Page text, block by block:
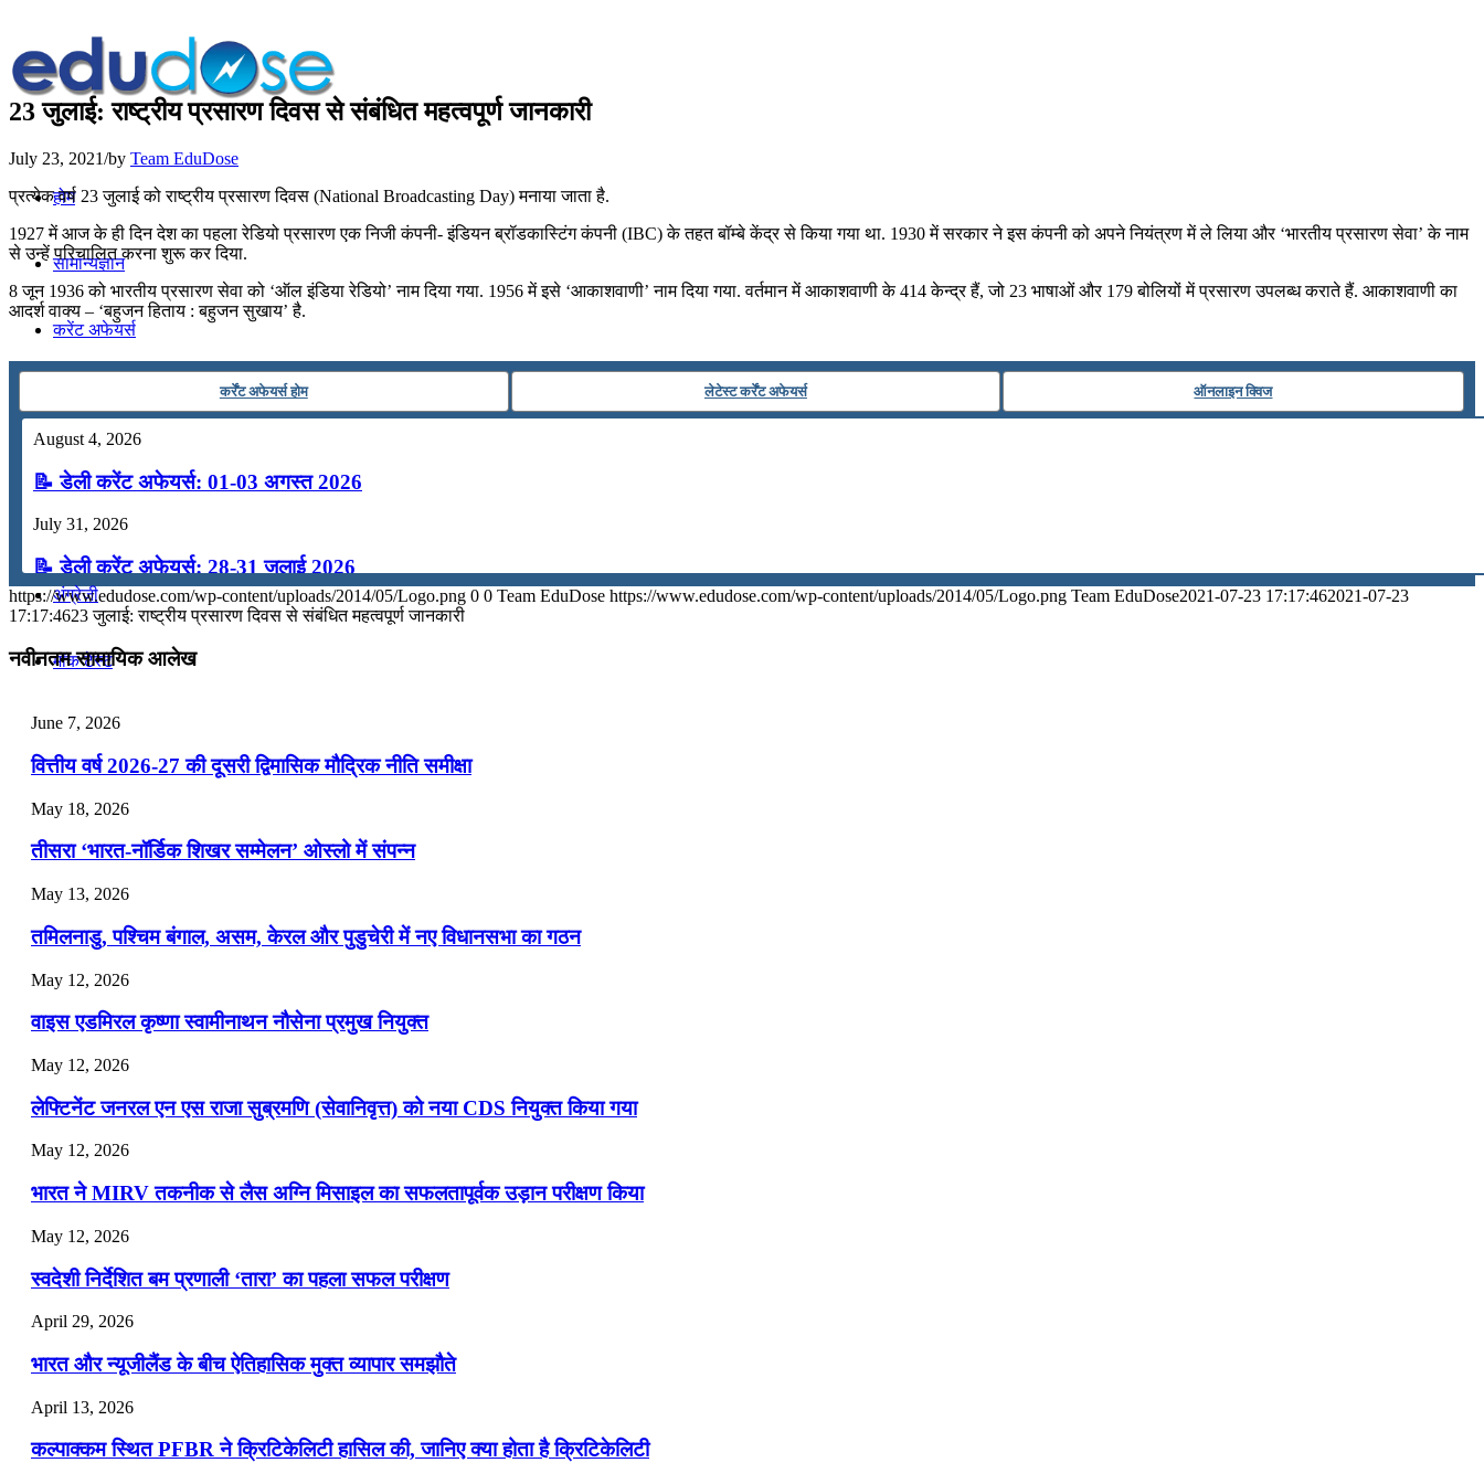
होम
सामान्यज्ञान
करेंट अफेयर्स
कंप्यूटर
अंग्रेजी
मॉक टेस्ट
टुडेज जीके
23 जुलाई: राष्ट्रीय प्रसारण दिवस से संबंधित महत्वपूर्ण जानकारी
July 23, 2021/by Team EduDose
प्रत्येक वर्ष 23 जुलाई को राष्ट्रीय प्रसारण दिवस (National Broadcasting Day) मनाया जाता है.
1927 में आज के ही दिन देश का पहला रेडियो प्रसारण एक निजी कंपनी- इंडियन ब्रॉडकास्टिंग कंपनी (IBC) के तहत बॉम्बे केंद्र से किया गया था. 1930 में सरकार ने इस कंपनी को अपने नियंत्रण में ले लिया और ‘भारतीय प्रसारण सेवा’ के नाम
से उन्‍हें परिचालित करना शुरू कर दिया.
8 जून 1936 को भारतीय प्रसारण सेवा को ‘ऑल इंडिया रेडियो’ नाम दिया गया. 1956 में इसे ‘आकाशवाणी’ नाम दिया गया. वर्तमान में आकाशवाणी के 414 केन्‍द्र हैं, जो 23 भाषाओं और 179 बोलियों में प्रसारण उपलब्‍ध कराते हैं. आकाशवाणी का
आदर्श वाक्य – ‘बहुजन हिताय : बहुजन सुखाय’ है.
कर्रेंट अफेयर्स होम लेटेस्ट कर्रेंट अफेयर्स ऑनलाइन क्विज
August 4, 2026
📝 डेली करेंट अफेयर्स: 01-03 अगस्त 2026
July 31, 2026
📝 डेली करेंट अफेयर्स: 28-31 जुलाई 2026
July 28, 2026
📝 डेली करेंट अफेयर्स: 25-27 जुलाई 2026
📝 डेली करेंट अफेयर्स: 22-24 जुलाई 2026
July 22, 2026
📝 डेली करेंट अफेयर्स: 19-21 जुलाई 2026
July 19, 2026
📝 डेली करेंट अफेयर्स: 16-18 जुलाई 2026
July 16, 2026
📝 डेली करेंट अफेयर्स: 13-15 जुलाई 2026
https://www.edudose.com/wp-content/uploads/2014/05/Logo.png 0 0 Team EduDose https://www.edudose.com/wp-content/uploads/2014/05/Logo.png Team EduDose2021-07-23 17:17:462021-07-23
17:17:4623 जुलाई: राष्ट्रीय प्रसारण दिवस से संबंधित महत्वपूर्ण जानकारी
नवीनतम सामायिक आलेख
June 7, 2026
वित्तीय वर्ष 2026-27 की दूसरी द्विमासिक मौद्रिक नीति समीक्षा
May 18, 2026
तीसरा ‘भारत-नॉर्डिक शिखर सम्मेलन’ ओस्लो में संपन्न
May 13, 2026
तमिलनाडु, पश्चिम बंगाल, असम, केरल और पुडुचेरी में नए विधानसभा का गठन
May 12, 2026
वाइस एडमिरल कृष्णा स्वामीनाथन नौसेना प्रमुख नियुक्त
May 12, 2026
लेफ्टिनेंट जनरल एन एस राजा सुब्रमणि (सेवानिवृत्त) को नया CDS नियुक्त किया गया
May 12, 2026
भारत ने MIRV तकनीक से लैस अग्नि मिसाइल का सफलतापूर्वक उड़ान परीक्षण किया
May 12, 2026
स्वदेशी निर्देशित बम प्रणाली ‘तारा’ का पहला सफल परीक्षण
April 29, 2026
भारत और न्यूजीलैंड के बीच ऐतिहासिक मुक्त व्यापार समझौते
April 13, 2026
कल्पाक्कम स्थित PFBR ने क्रिटिकेलिटी हासिल की, जानिए क्या होता है क्रिटिकेलिटी